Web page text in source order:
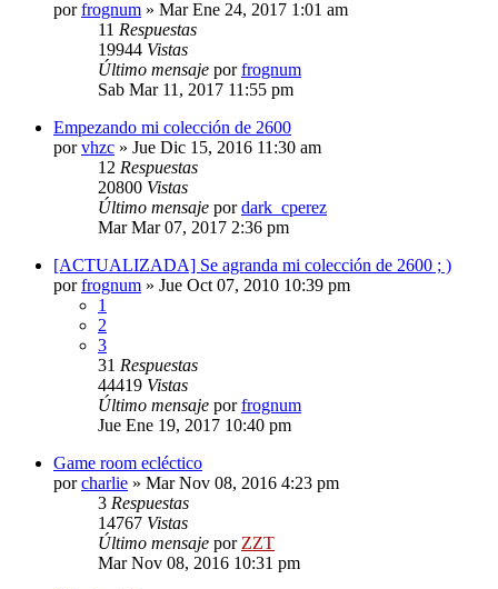
porfrognum » Mar Ene 24, 2017 1:01 am
11 Respuestas
19944 Vistas
Último mensaje porfrognum
Sab Mar 11, 2017 11:55 pm
Empezando mi colección de 2600
porvhzc » Jue Dic 15, 2016 11:30 am
12 Respuestas
20800 Vistas
Último mensaje pordark_cperez
Mar Mar 07, 2017 2:36 pm
[ACTUALIZADA] Se agranda mi colección de 2600 ; )
porfrognum » Jue Oct 07, 2010 10:39 pm
1
2
3
31 Respuestas
44419 Vistas
Último mensaje porfrognum
Jue Ene 19, 2017 10:40 pm
Game room ecléctico
porcharlie » Mar Nov 08, 2016 4:23 pm
3 Respuestas
14767 Vistas
Último mensaje por ZZT
Mar Nov 08, 2016 10:31 pm